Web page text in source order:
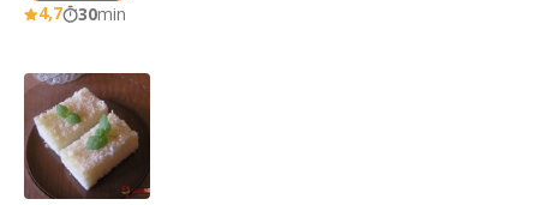
4,7 30min